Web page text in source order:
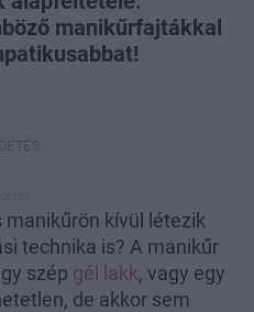
manikűrfajtákkal
manikűrön kívül létezik
technika is? A manikűr
szép gél lakk, vagy egy
de akkor sem